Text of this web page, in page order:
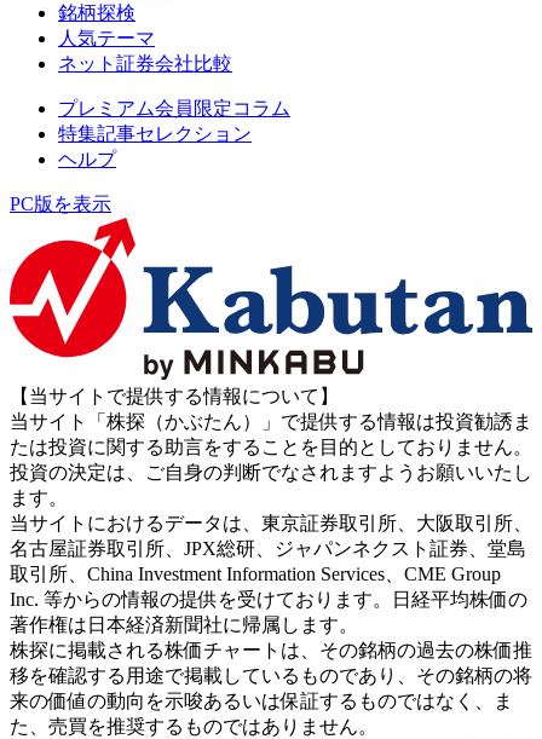
銘柄探検
人気テーマ
ネット証券会社比較
プレミアム会員限定コラム
特集記事セレクション
ヘルプ
PC版を表示
【当サイトで提供する情報について】
当サイト「株探（かぶたん）」で提供する情報は投資勧誘ま
たは投資に関する助言をすることを目的としておりません。
投資の決定は、ご自身の判断でなされますようお願いいたし
ます。
当サイトにおけるデータは、東京証券取引所、大阪取引所、
名古屋証券取引所、JPX総研、ジャパンネクスト証券、堂島
取引所、China Investment Information Services、CME Group
Inc. 等からの情報の提供を受けております。日経平均株価の
著作権は日本経済新聞社に帰属します。
株探に掲載される株価チャートは、その銘柄の過去の株価推
移を確認する用途で掲載しているものであり、その銘柄の将
来の価値の動向を示唆あるいは保証するものではなく、ま
た、売買を推奨するものではありません。